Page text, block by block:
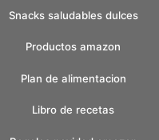
Snacks saludables dulces
Productos amazon
Plan de alimentacion
Libro de recetas